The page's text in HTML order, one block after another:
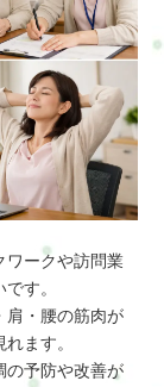
ワークや訪問業
す。
肩・腰の筋肉が
ます。
の予防や改善が